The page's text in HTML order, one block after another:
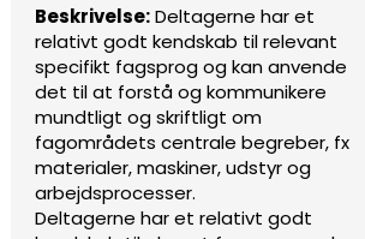
Beskrivelse:Deltagerne har et
relativt godt kendskab til relevant
specifikt fagsprog og kan anvende
det til at forstå og kommunikere
mundtligt og skriftligt om
fagområdets centrale begreber, fx
materialer, maskiner, udstyr og
arbejdsprocesser.
Deltagerne har et relativt godt